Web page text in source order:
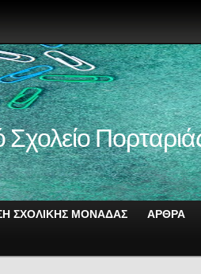
Σχολείο
ΣΧΟΛΙΚΗΣ ΜΟΝΑΔΑΣ ΑΡΘΡΑ